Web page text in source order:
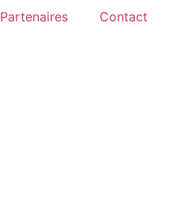
Partenaires Contact